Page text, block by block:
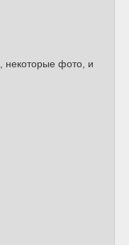
некоторые фото, и